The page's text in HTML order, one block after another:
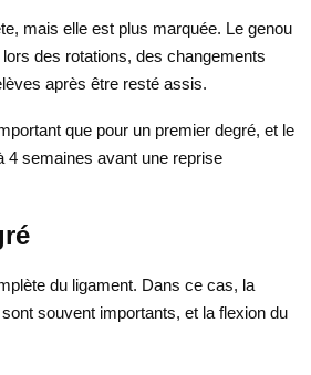
mais elle est plus marquée. Le genou
des rotations, des changements
après être resté assis.
que pour un premier degré, et le
4 semaines avant une reprise
du ligament. Dans ce cas, la
souvent importants, et la flexion du